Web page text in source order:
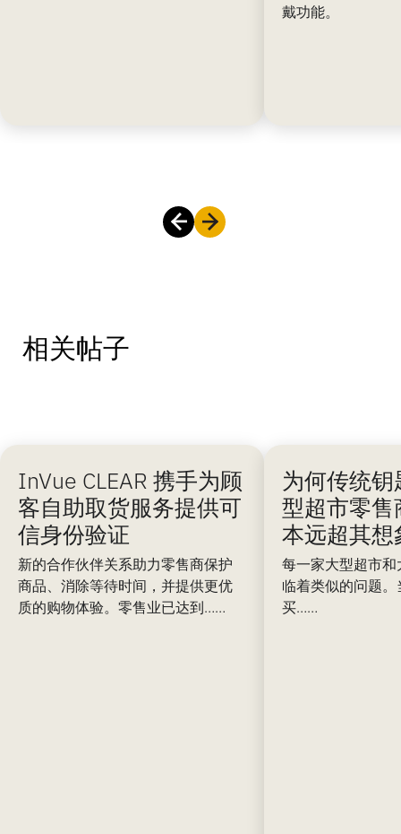
戴功能。
相关帖子
InVue CLEAR 携手为顾
客自助取货服务提供可
信身份验证
新的合作伙伴关系助力零售商保护
商品、消除等待时间，并提供更优
质的购物体验。零售业已达到……
为何传统
型超市零
本远超其想
每一家大型超市
临着类似的问题
买……